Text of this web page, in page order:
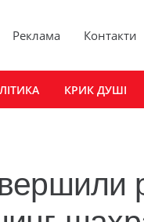
Реклама Контакти
КРИК ДУШІ